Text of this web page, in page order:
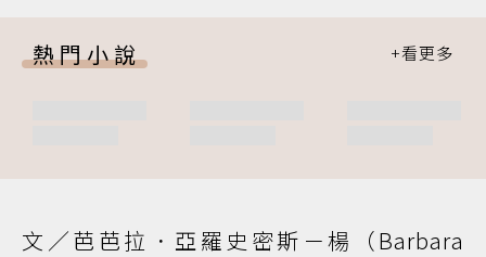
熱門小說
文／芭芭拉．亞羅史密斯－楊（Barbara